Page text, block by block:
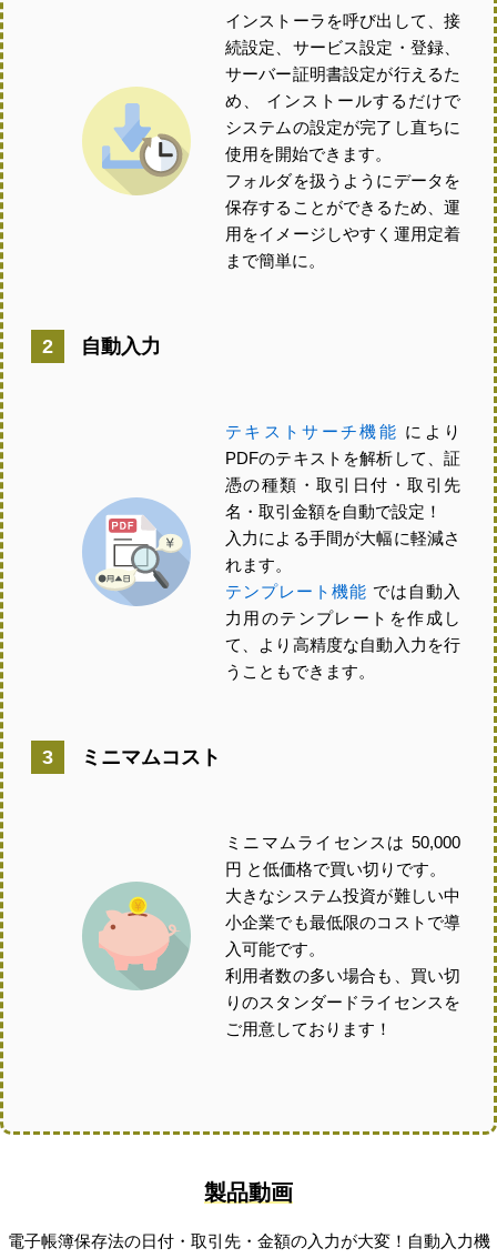
インストーラを呼び出して、接
続設定、サービス設定・登録、
サーバー証明書設定が行えるた
め、 インストールするだけで
システムの設定が完了し直ちに
使用を開始できます。
フォルダを扱うようにデータを
保存することができるため、運
用をイメージしやすく運用定着
まで簡単に。
自動入力
テキストサーチ機能 により
PDFのテキストを解析して、証
憑の種類・取引日付・取引先
名・取引金額を自動で設定！
入力による手間が大幅に軽減さ
れます。
テンプレート機能 では自動入
力用のテンプレートを作成し
て、より高精度な自動入力を行
うこともできます。
ミニマムコスト
ミニマムライセンスは 50,000
円 と低価格で買い切りです。
大きなシステム投資が難しい中
小企業でも最低限のコストで導
入可能です。
利用者数の多い場合も、買い切
りのスタンダードライセンスを
ご用意しております！
製品動画
電子帳簿保存法の日付・取引先・金額の入力が大変！自動入力機